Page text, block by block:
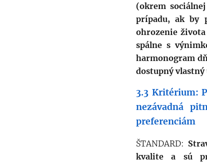
(okrem
prípadu, ak by
ohrozenie
spálne s
harmonogram
dostupný
3.3 Kritérium:
nezávadná
preferenciám
ŠTANDARD:
kvalite a sú